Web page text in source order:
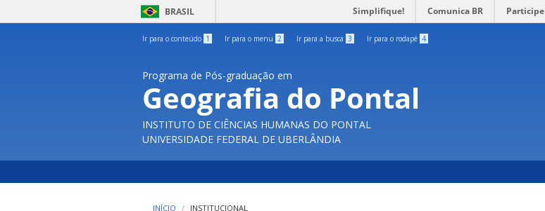
BRASIL Simplifique! Comunica BR Participe
Ir para o conteúdo 1 Ir para o menu 2 Ir para a busca 3 Ir para o rodapé 4
Programa de Pós-graduação em
Geografia do Pontal
INSTITUTO DE CIÊNCIAS HUMANAS DO PONTAL
UNIVERSIDADE FEDERAL DE UBERLÂNDIA
INÍCIO INSTITUCIONAL